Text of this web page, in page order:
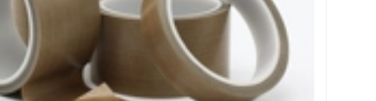
cây băng keo cách
chống cháy băng
đen acetate băng
gói LCD sửa chữa
nhiệt độ cao bán
buôn băng keo cách
điện hạ thế